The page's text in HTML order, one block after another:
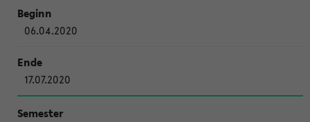
06.04.2020
17.07.2020